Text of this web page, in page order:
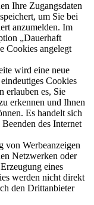
Ihre Zugangsdaten
um Sie bei
anzumelden. Im
„Dauerhaft
Cookies angelegt
wird eine neue
Cookies
erlauben es, Sie
erkennen und Ihnen
Es handelt sich
des Internet
von Werbeanzeigen
Netzwerken oder
eines
werden nicht direkt
den Drittanbieter